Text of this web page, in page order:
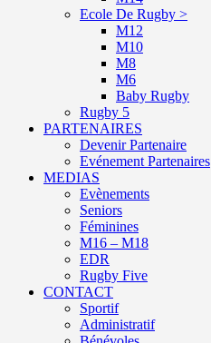
Ecole De Rugby >
M12
M10
M8
M6
Baby Rugby
Rugby 5
PARTENAIRES
Devenir Partenaire
Evénement Partenaires
MEDIAS
Evènements
Seniors
Féminines
M16 – M18
EDR
Rugby Five
CONTACT
Sportif
Administratif